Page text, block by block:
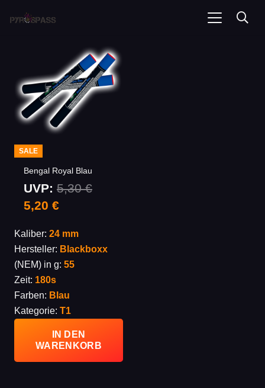
SALE
Bengal Royal Blau
UVP: 5,30€
Ursprünglicher
war:
5,30 €
5,20 €Aktueller
ist:
5,20 €.
Kaliber: 24 mm
Hersteller: Blackboxx
(NEM) in g: 55
Zeit: 180s
Farben: Blau
Kategorie: T1
IN DEN
WARENKORB